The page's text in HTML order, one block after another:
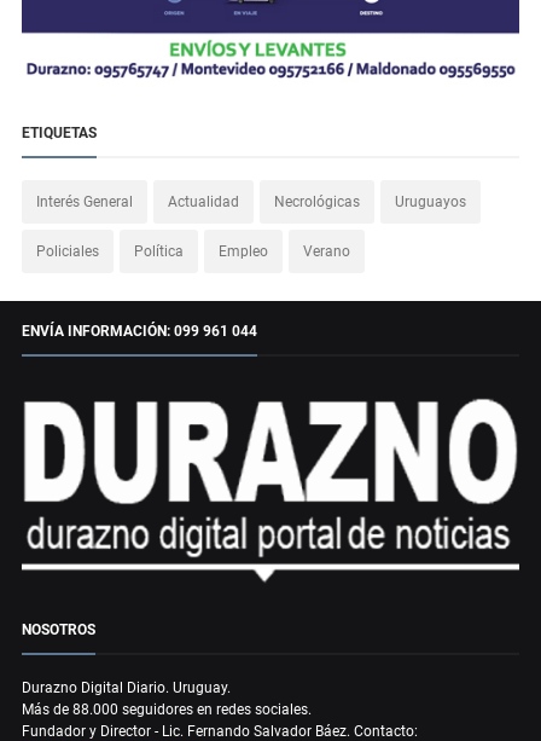
ETIQUETAS
Interés General Actualidad Necrológicas Uruguayos
Policiales Política Empleo Verano
ENVÍA INFORMACIÓN: 099 961 044
NOSOTROS
Durazno Digital Diario. Uruguay.
Más de 88.000 seguidores en redes sociales.
Fundador y Director - Lic. Fernando Salvador Báez. Contacto: